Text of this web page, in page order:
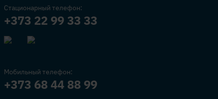
Стационарный телефон:
+373 22 99 33 33
Мобильный телефон:
+373 68 44 88 99